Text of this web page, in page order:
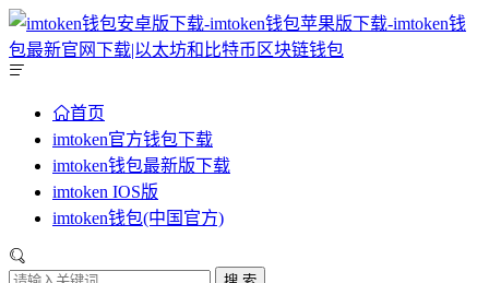
首页
imtoken官方钱包下载
imtoken钱包最新版下载
imtoken IOS版
imtoken钱包(中国官方)